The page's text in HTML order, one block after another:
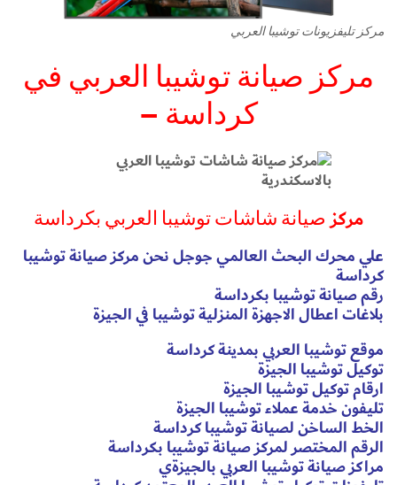
مركز تليفزيونات توشيبا العربي
مركز صيانة توشيبا العربي في
كرداسة –
مركزصيانة شاشات توشيبا العربي بكرداسة
علي محرك البحث العالمي جوجل نحن مركز صيانة توشيبا
كرداسة
رقم صيانة توشيبا بكرداسة
بلاغات اعطال الاجهزة المنزلية توشيبا في الجيزة
موقع توشيبا العربي بمدينة كرداسة
توكيل توشيبا الجيزة
ارقام توكيل توشيبا الجيزة
تليفون خدمة عملاء توشيبا الجيزة
الخط الساخن لصيانة توشيبا كرداسة
الرقم المختصر لمركز صيانة توشيبا بكرداسة
مراكز صيانة توشيبا العربي بالجيزةي